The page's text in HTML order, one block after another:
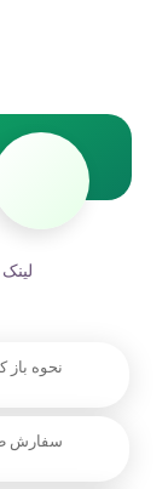
نحوه باز
سفارش